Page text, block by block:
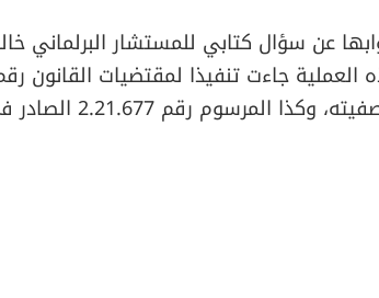
عن سؤال كتابي للمستشار البرلماني
رقم 2.21.677 الصادر في 27 شتنبر 2021.